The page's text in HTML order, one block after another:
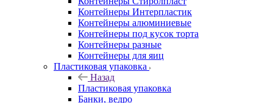
Контейнеры Интерпластик
Контейнеры алюминиевые
Контейнеры под кусок торта
Контейнеры разные
Контейнеры для яиц
Пластиковая упаковка
Назад
Пластиковая упаковка
Банки, ведро